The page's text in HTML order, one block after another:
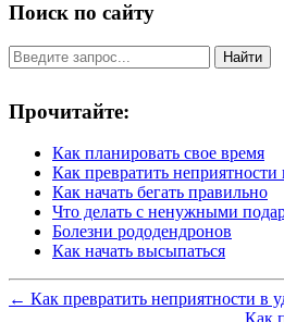
Поиск по сайту
Найти
Прочитайте:
Как планировать свое время
Как превратить неприятности
Как начать бегать правильно
Что делать с ненужными
Болезни рододендронов
Как начать высыпаться
← Как превратить неприятности в